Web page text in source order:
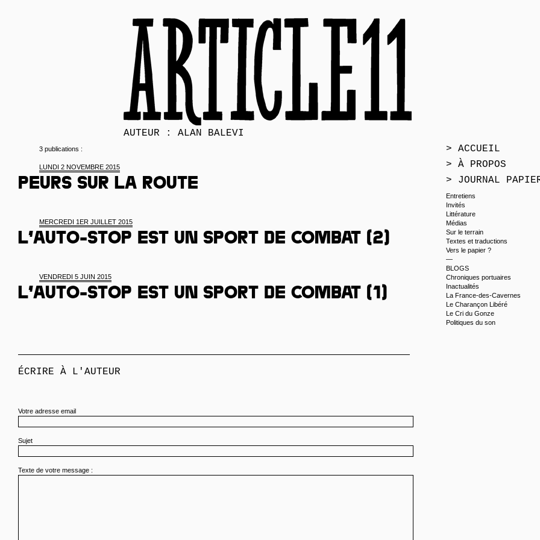
AUTEUR : ALAN BALEVI
3 publications :
LUNDI 2 NOVEMBRE 2015
Peurs sur la route
MERCREDI 1ER JUILLET 2015
L’auto-stop est un sport de combat (2)
VENDREDI 5 JUIN 2015
L’auto-stop est un sport de combat (1)
ÉCRIRE À L'AUTEUR
Votre adresse email
Sujet
Texte de votre message :
> ACCUEIL
> À PROPOS
> JOURNAL
Entretiens
Invités
Littérature
Médias
Sur le terrain
Textes et traductions
Vers le papier ?
—
BLOGS
Chroniques portuaires
Inactualités
La France-des-Cavernes
Le Charançon Libéré
Le Cri du Gonze
Politiques du son